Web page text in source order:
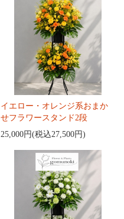
イエロー・オレンジ系おまか
せフラワースタンド2段
25,000円(税込27,500円)